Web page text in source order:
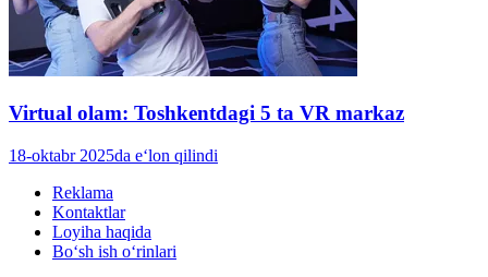
Virtual olam: Toshkentdagi 5 ta VR markaz
18-oktabr 2025da e‘lon qilindi
Reklama
Kontaktlar
Loyiha haqida
Bo‘sh ish o‘rinlari